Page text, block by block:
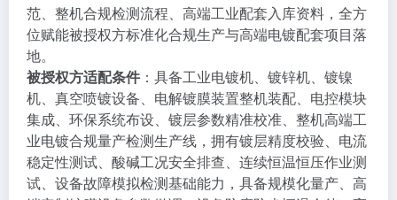
范、整机合规检测流程、高端工业配套入库资料，全方
位赋能被授权方标准化合规生产与高端电镀配套项目落
地。
被授权方适配条件 ：具备工业电镀机、镀锌机、镀镍
机、真空喷镀设备、电解镀膜装置整机装配、电控模块
集成、环保系统布设、镀层参数精准校准、整机高端工
业电镀合规量产检测生产线，拥有镀层精度校验、电流
稳定性测试、酸碱工况安全排查、连续恒温恒压作业测
试、设备故障模拟检测基础能力，具备规模化量产、高